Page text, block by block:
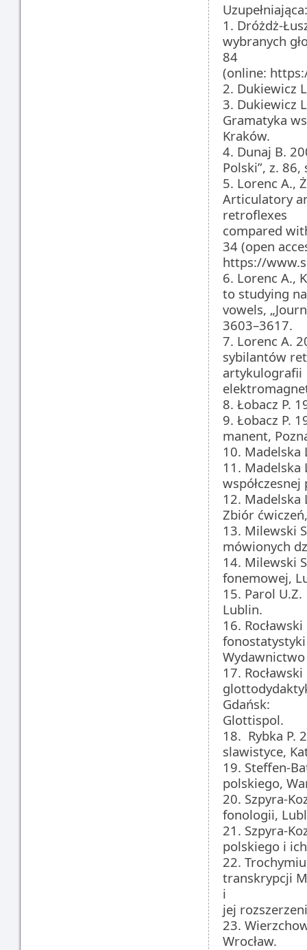
Uzupełniająca:
1. Dróżdż-
wybranych
84
(online:
2. Dukiewicz
3. Dukiewicz
Gramatyka
Kraków.
4. Dunaj B.
Polski”, z. 86,
5. Lorenc A.,
Articulatory
retroflexes
compared
34 (open
https://
6. Lorenc A.,
to studying
vowels,
3603–3617.
7. Lorenc A.
sybilantów
artykulografii
8. Łobacz P.
9. Łobacz P.
manent,
10. Madelska
11. Madelska
12. Madelska
Zbiór
13. Milewski
mówionych
14. Milewski
fonemowej,
15. Parol
Lublin.
16.
fonostatystyki
17.
Gdańsk:
Glottispol.
18. Rybka P.
slawistyce,
19. Steffen-
polskiego,
20. Szpyra-
fonologii,
21. Szpyra-
polskiego i
22.
transkrypcji
i
jej
23.
Wrocław.